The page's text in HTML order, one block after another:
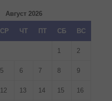
Август 2026
СР ЧТ ПТ СБ ВС
1 2
5 6 7 8 9
12 13 14 15 16